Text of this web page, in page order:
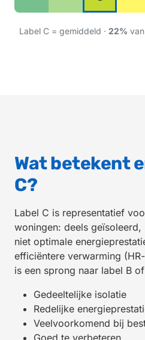
Label C = gemiddeld · 22%
Wat betekent
C?
Label C is representatief
woningen: deels
niet optimale
efficiëntere verwarming
is een sprong naar label B
Gedeeltelijke isolatie
Redelijke
Veelvoorkomend bij
Goed te verbeteren